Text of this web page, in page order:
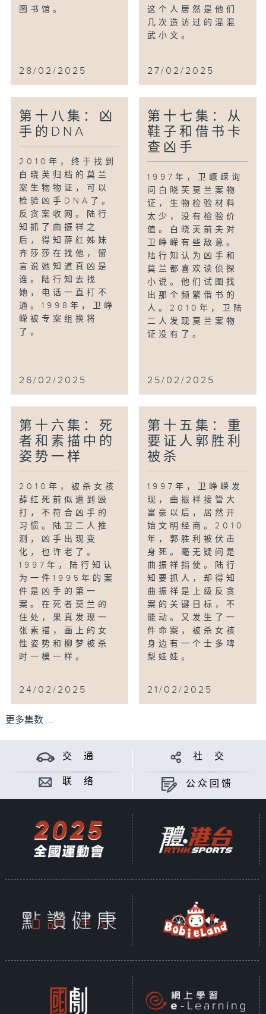
图书馆。
28/02/2025
这个人居然是他们
几次造访过的混混
武小文。
27/02/2025
第十八集：凶
手的DNA
2010年，终于找到
白晓芙归档的莫兰
案生物物证，可以
检验凶手DNA了。
反贪案收网。陆行
知抓了曲振祥之
后，得知薛红姊妹
齐莎莎在找他，留
言说她知道真凶是
谁。陆行知去找
她，电话一直打不
通。1998年，卫峥
嵘被专案组换将
了。
26/02/2025
第十七集：从
鞋子和借书卡
查凶手
1997年，卫嶥嵘询
问白晓芙莫兰案物
证，生物检验材料
太少，没有检验价
值。白晓芙前夫对
卫峥嵘有些敌意。
陆行知认为凶手和
莫兰都喜欢读侦探
小说。他们试图找
出那个频繁借书的
人。2010年，卫陆
二人发现莫兰案物
证没有了。
25/02/2025
第十六集：死
者和素描中的
姿势一样
2010年，被杀女孩
薛红死前似遭到殴
打，不符合凶手的
习惯。陆卫二人推
测，凶手出现变
化，也许老了。
1997年，陆行知认
为一件1995年的案
件是凶手的第一
案。在死者莫兰的
住处，果真发现一
张素描，画上的女
性姿势和柳梦被杀
时一模一样。
24/02/2025
第十五集：重
要证人郭胜利
被杀
1997年，卫峥嵘发
现，曲振祥接管大
富豪以后，居然开
始文明经商。2010
年，郭胜利被伏击
身死。毫无疑问是
曲振祥指使。陆行
知要抓人，却得知
曲振祥是上级反贪
案的关键目标，不
能动。又发生了一
件命案，被杀女孩
身边有一个士多啤
梨娃娃。
21/02/2025
更多集数 ...
交 通 社 交
联 络 公众回馈